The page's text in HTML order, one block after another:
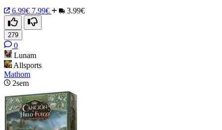
6.99€ 7.99€ 3.99€
279
0
Lunam
Allsports
Mathom
2sem